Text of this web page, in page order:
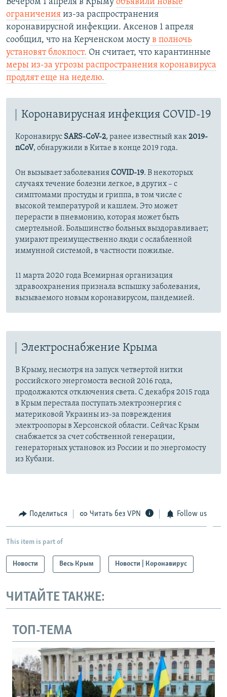
ограничения из-за распространения
коронавирусной инфекции. Аксенов 1 апреля
сообщил, что на Керченском мосту в полночь
установят блокпост. Он считает, что карантинные
меры из-за угрозы распространения коронавируса
продлят еще на неделю. ​
Коронавирусная инфекция COVID-19
Коронавирус SARS-CoV-2, ранее известный как2019-
nCoV, обнаружили в Китае в конце 2019 года.
Он вызывает заболеванияCOVID-19. В некоторых
случаях течение болезни легкое, в других – с
симптомами простуды и гриппа, в том числе с
высокой температурой и кашлем. Это может
перерасти в пневмонию, которая может быть
смертельной. Большинство больных выздоравливает;
умирают преимущественно люди с ослабленной
иммунной системой, в частности пожилые.
11 марта 2020 года Всемирная организация
здравоохранения признала вспышку заболевания,
вызываемого новым коронавирусом, пандемией.
Электроснабжение Крыма
В Крыму, несмотря на запуск четвертой нитки
российского энергомоста весной 2016 года,
продолжаются отключения света. С декабря 2015 года
в Крым перестала поступать электроэнергия с
материковой Украины из-за повреждения
электроопоры в Херсонской области. Сейчас Крым
снабжается за счет собственной генерации,
генераторных установок из России и по энергомосту
из Кубани.
Поделиться Читать без VPN Follow us
This item is part of
Новости Весь Крым Новости | Коронавирус
ЧИТАЙТЕ ТАКЖЕ:
ТОП-ТЕМА